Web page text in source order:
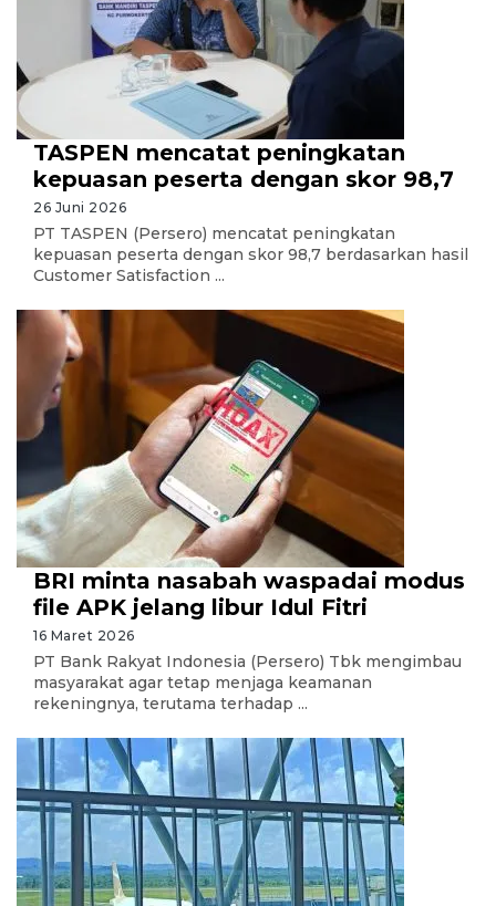
TASPEN mencatat peningkatan
kepuasan peserta dengan skor 98,7
26 Juni 2026
PT TASPEN (Persero) mencatat peningkatan
kepuasan peserta dengan skor 98,7 berdasarkan hasil
Customer Satisfaction ...
BRI minta nasabah waspadai modus
file APK jelang libur Idul Fitri
16 Maret 2026
PT Bank Rakyat Indonesia (Persero) Tbk mengimbau
masyarakat agar tetap menjaga keamanan
rekeningnya, terutama terhadap ...